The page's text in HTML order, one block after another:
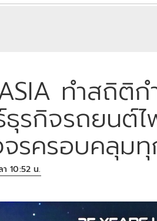
ทำสถิติก
รกิจรถยนต์ไ
รครอบคลุม
10:52 น.